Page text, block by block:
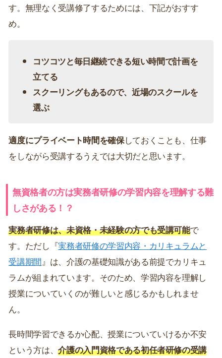
す。無理なく受講修了するためには、下記がおすす
め。
コツコツと毎日継続できる短い時間で計画を
立てる
スクーリングもあるので、近場のスクールを
選ぶ
適度にプライベート時間を確保しておくことも、仕事
をしながら受講するうえでは大切だと思います。
無資格者の方は実務者研修の学習内容を理解する難
しさがある！？
実務者研修は、未資格・未経験の方でも受講可能で
す。ただし『実務者研修の学習内容・カリキュラムと
受講期間』は、介護の基礎知識がある前提でカリキュ
ラムが組まれています。そのため、学習内容を理解し
授業についていくのが難しいと感じるかもしれませ
ん。
長時間学習できるか心配、授業についていけるか不安
という方は、介護の入門資格である初任者研修の受講